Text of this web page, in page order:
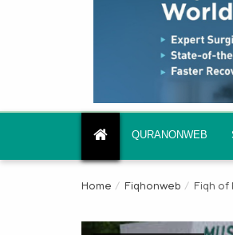
QURANONWEB
Home Fiqhonweb Fiqh of